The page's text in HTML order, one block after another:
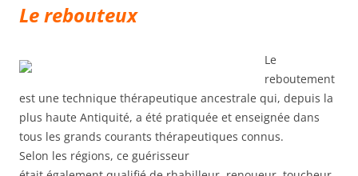
Le rebouteux
Le
reboutement
est une technique thérapeutique ancestrale qui, depuis la
plus haute Antiquité, a été pratiquée et enseignée dans
tous les grands courants thérapeutiques connus.
Selon les régions, ce guérisseur